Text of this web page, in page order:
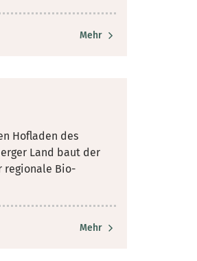
Mehr
Hofladen des
Land baut der
regionale Bio-
Mehr